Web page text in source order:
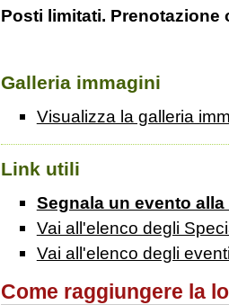
Posti limitati. Prenotazione
Galleria immagini
Visualizza la galleria
Link utili
Segnala un evento
Vai all'elenco degli
Vai all'elenco degli
Come raggiungere la